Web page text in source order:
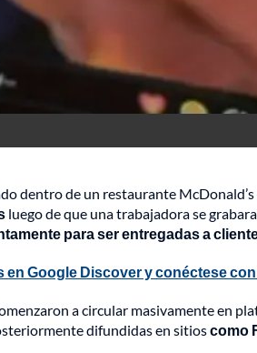
dentro de un restaurante
luego de que una trabajadora se
para ser entregadas a
en Google Discover y conéctese
a circular masivamente en
difundidas en sitioscomo